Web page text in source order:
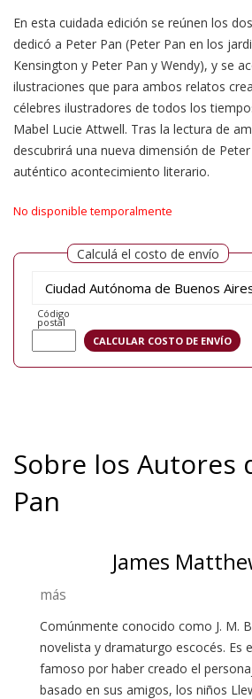
En esta cuidada edición se reúnen los
dedicó a Peter Pan (Peter Pan en los
Kensington y Peter Pan y Wendy), y se
ilustraciones que para ambos relatos
célebres ilustradores de todos los
Mabel Lucie Attwell. Tras la lectura de
descubrirá una nueva dimensión de
auténtico acontecimiento literario.
No disponible temporalmente
Calculá el costo de envío
Código
postal
Sobre los Autores
Pan
James
más
Comúnmente conocido como J. M.
novelista y dramaturgo escocés. Es
famoso por haber creado el
basado en sus amigos, los niños